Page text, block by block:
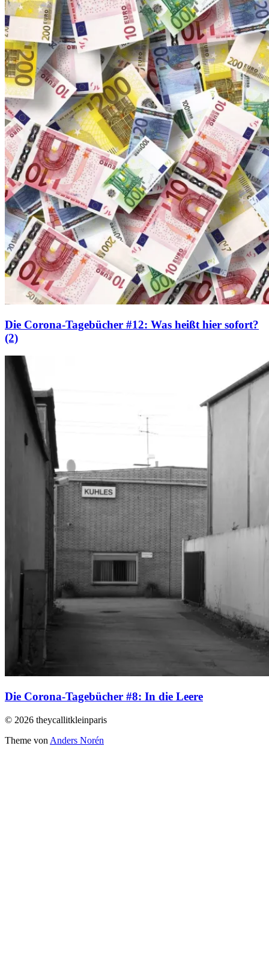
Die Corona-Tagebücher #12: Was heißt hier sofort?
(2)
Die Corona-Tagebücher #8: In die Leere
© 2026 theycallitkleinparis
Theme von Anders Norén